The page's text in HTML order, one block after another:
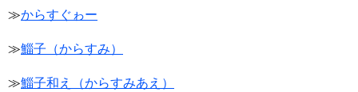
≫からすぐゎー
≫鯔子（からすみ）
≫鯔子和え（からすみあえ）